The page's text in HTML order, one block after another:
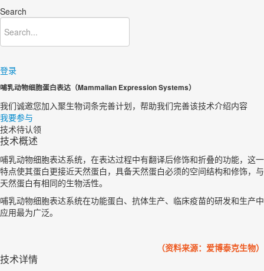
Search
登录
哺乳动物细胞蛋白表达（Mammalian Expression Systems）
我们诚邀您加入聚生物词条完善计划，帮助我们完善该技术介绍内容​
我要参与
技术待认领
技术概述
哺乳动物细胞表达系统，在表达过程中有翻译后修饰和折叠的功能，这一
特点使其蛋白更接近天然蛋白，具备天然蛋白必须的空间结构和修饰，与
天然蛋白有相同的生物活性。
哺乳动物细胞表达系统在功能蛋白、抗体生产、临床疫苗的研发和生产中
应用最为广泛。
（资料来源：爱博泰克生物）
技术详情